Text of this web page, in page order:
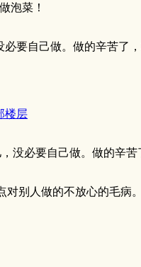
泡菜！
要自己做。做的辛苦了
楼层
没必要自己做。做的辛
对别人做的不放心的毛